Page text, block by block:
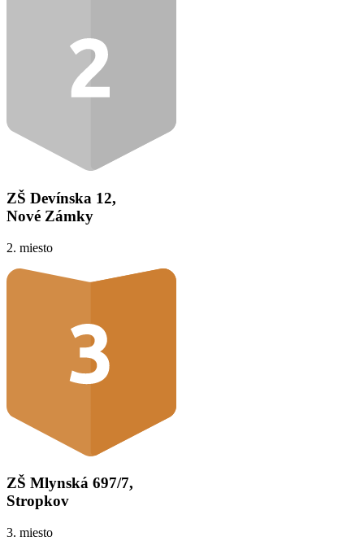
ZŠ Devínska 12,
Nové Zámky
2. miesto
ZŠ Mlynská 697/7,
Stropkov
3. miesto